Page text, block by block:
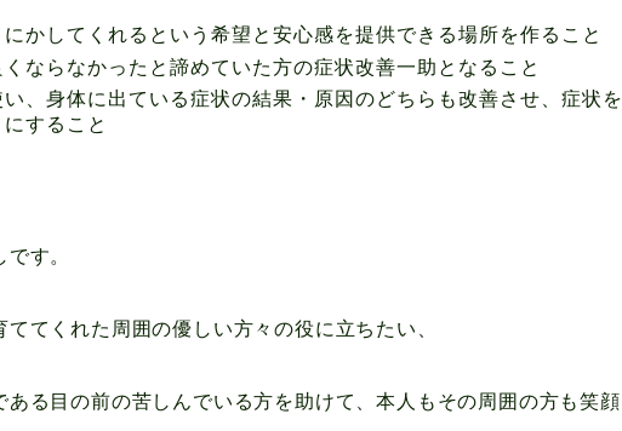
かしてくれるという希望と安心感を提供できる場所を作ること
ならなかったと諦めていた方の症状改善一助となること
、身体に出ている症状の結果・原因のどちらも改善させ、症状を
すること
す。
てくれた周囲の優しい方々の役に立ちたい、
ある目の前の苦しんでいる方を助けて、本人もその周囲の方も笑顔